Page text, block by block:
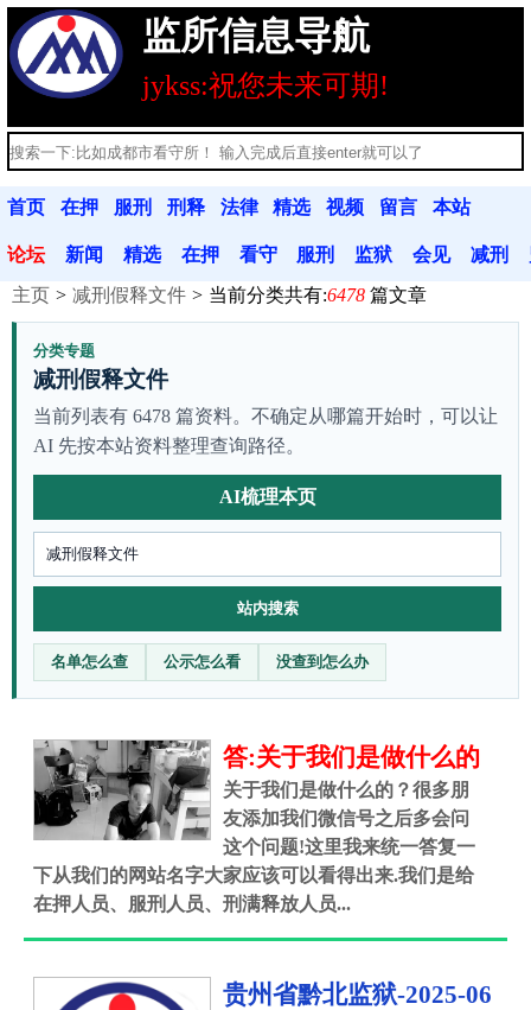
监所信息导航
jykss:祝您未来可期!
首页 在押
人员
服刑
人员
刑释
人员
法律
法规
精选
文章
视频
分享
留言
本
本站
公告
论坛 新闻
动态
精选
文章
在押
人员
看守
联系
服刑
人员
监狱
联系
会见
信息
减刑
主页 减刑假释文件 当前分类共有:6478 篇文章
分类专题
减刑假释文件
当前列表有 6478 篇资料。不确定从哪篇开始时，可以让
AI 先按本站资料整理查询路径。
AI梳理本页
站内搜索
名单怎么查 公示怎么看 没查到怎么办
答:关于我们是做什么的
关于我们是做什么的？很多朋
友添加我们微信号之后多会问
这个问题!这里我来统一答复一
下从我们的网站名字大家应该可以看得出来.我们是给
在押人员、服刑人员、刑满释放人员...
贵州省黔北监狱-2025-06